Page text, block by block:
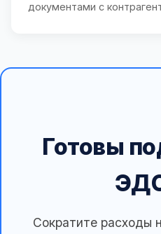
документами с
Готовы
Сократите расходы